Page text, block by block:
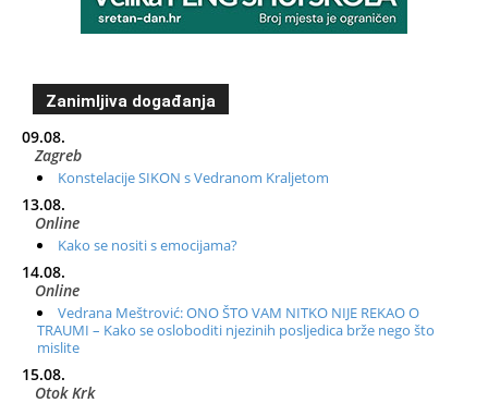
Zanimljiva događanja
09.08.
Zagreb
Konstelacije SIKON s Vedranom Kraljetom
13.08.
Online
Kako se nositi s emocijama?
14.08.
Online
Vedrana Meštrović: ONO ŠTO VAM NITKO NIJE REKAO O
TRAUMI – Kako se osloboditi njezinih posljedica brže nego što
mislite
15.08.
Otok Krk